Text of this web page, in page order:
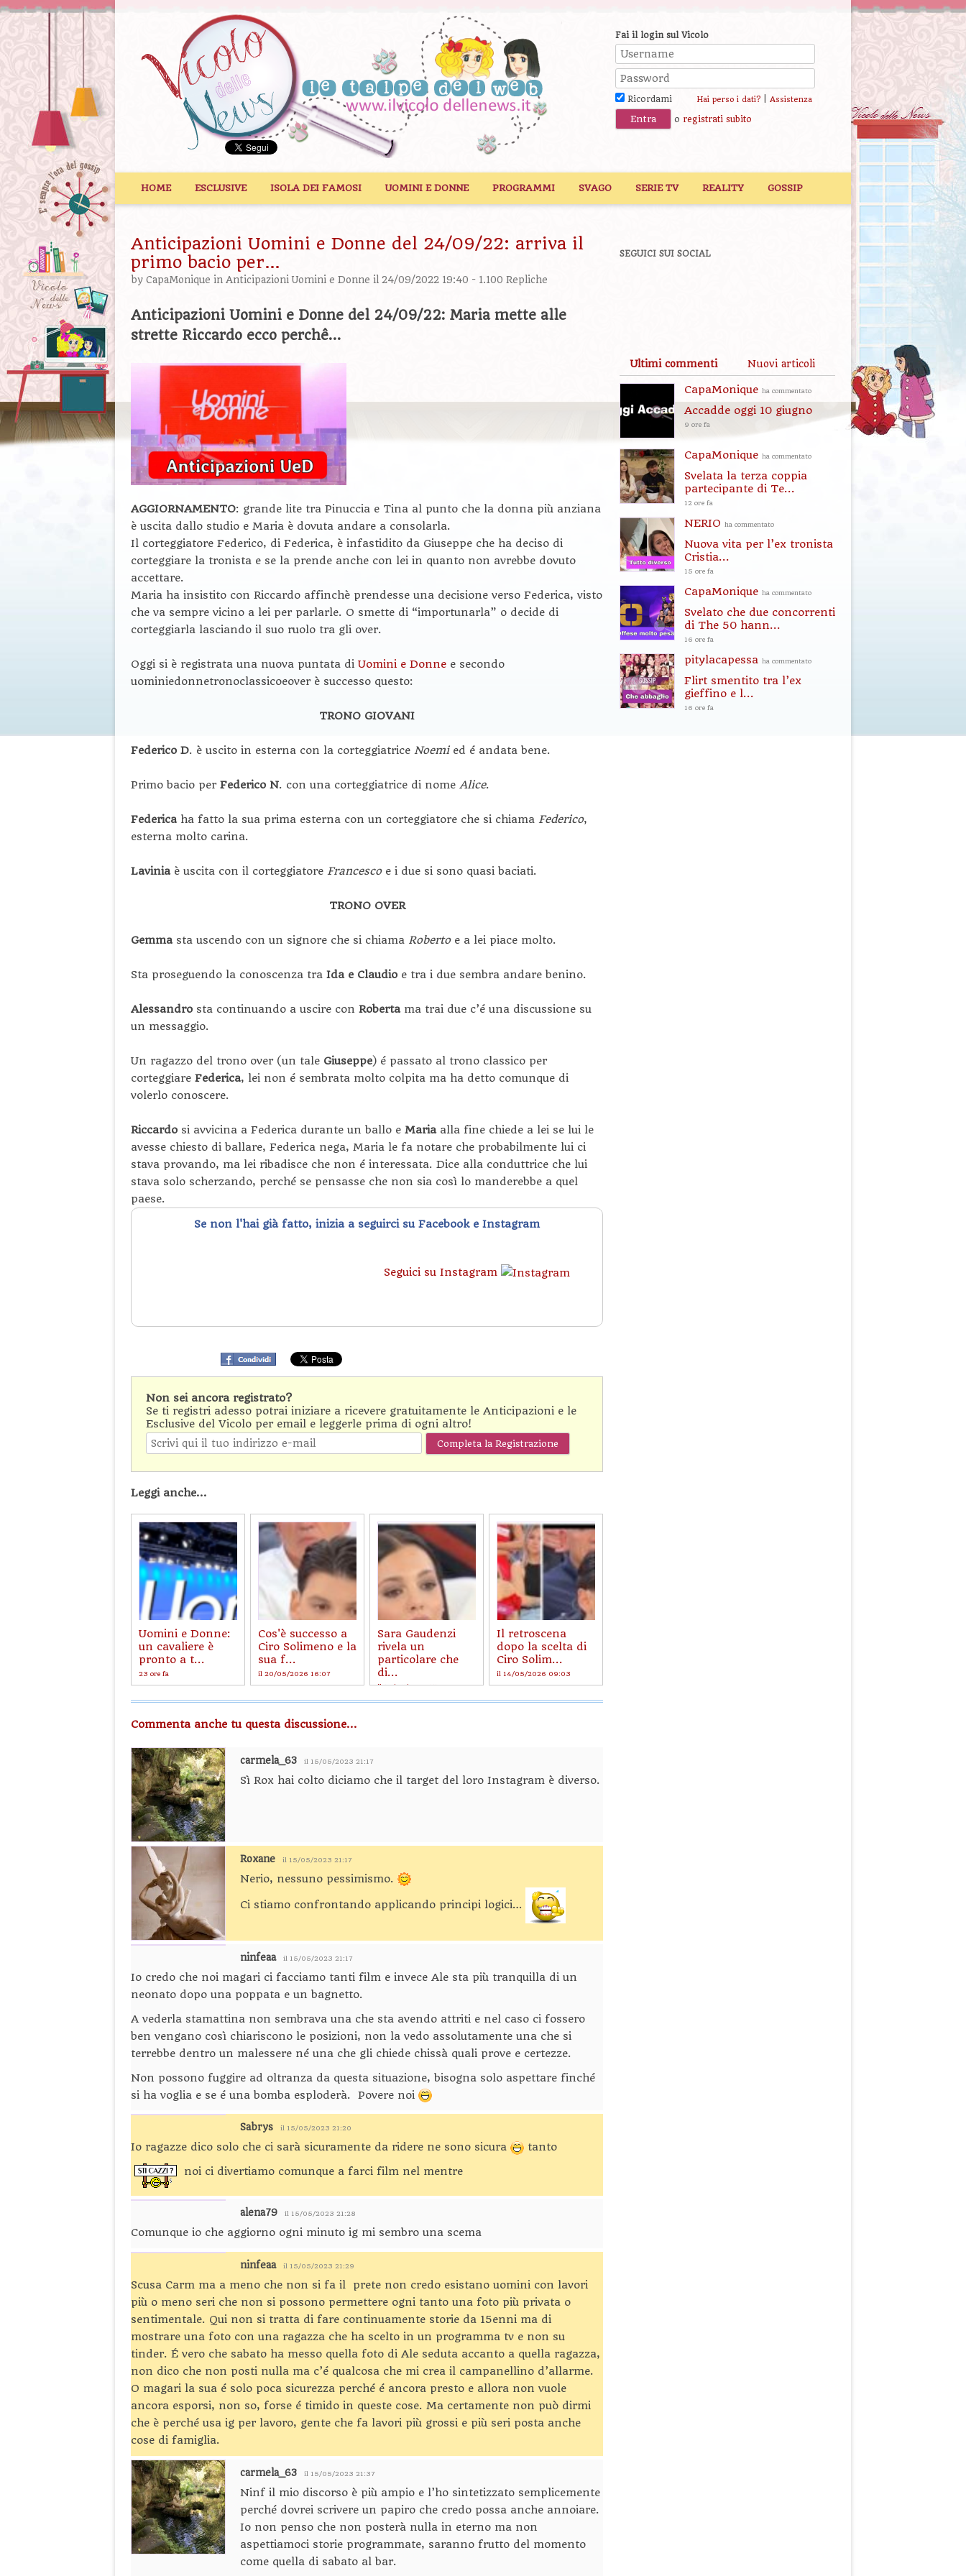
Fai il login sul Vicolo
Ricordami Hai perso i dati?| Assistenza
o registrati subito
HOME ESCLUSIVE ISOLA DEI FAMOSI UOMINI E DONNE PROGRAMMI SVAGO SERIE TV REALITY GOSSIP
Anticipazioni Uomini e Donne del 24/09/22: arriva il
primo bacio per…
by CapaMonique in Anticipazioni Uomini e Donne il 24/09/2022 19:40 - 1.100 Repliche
Anticipazioni Uomini e Donne del 24/09/22: Maria mette alle
strette Riccardo ecco perchê…
AGGIORNAMENTO: grande lite tra Pinuccia e Tina al punto che la donna più anziana
è uscita dallo studio e Maria è dovuta andare a consolarla.
Il corteggiatore Federico, di Federica, è infastidito da Giuseppe che ha deciso di
corteggiare la tronista e se la prende anche con lei in quanto non avrebbe dovuto
accettare.
Maria ha insistito con Riccardo affinchè prendesse una decisione verso Federica, visto
che va sempre vicino a lei per parlarle. O smette di “importunarla” o decide di
corteggiarla lasciando il suo ruolo tra gli over.
Oggi si è registrata una nuova puntata di Uomini e Donne e secondo
uominiedonnetronoclassicoeover è successo questo:
TRONO GIOVANI
Federico D. è uscito in esterna con la corteggiatrice Noemied é andata bene.
Primo bacio per Federico N. con una corteggiatrice di nome Alice.
Federicaha fatto la sua prima esterna con un corteggiatore che si chiama Federico,
esterna molto carina.
Laviniaè uscita con il corteggiatore Francescoe i due si sono quasi baciati.
TRONO OVER
Gemmasta uscendo con un signore che si chiama Robertoe a lei piace molto.
Sta proseguendo la conoscenza tra Ida e Claudio e tra i due sembra andare benino.
Alessandro sta continuando a uscire con Robertama trai due c’é una discussione su
un messaggio.
Un ragazzo del trono over (un tale Giuseppe) é passato al trono classico per
corteggiare Federica, lei non é sembrata molto colpita ma ha detto comunque di
volerlo conoscere.
Riccardo si avvicina a Federica durante un ballo e Mariaalla fine chiede a lei se lui le
avesse chiesto di ballare, Federica nega, Maria le fa notare che probabilmente lui ci
stava provando, ma lei ribadisce che non é interessata. Dice alla conduttrice che lui
stava solo scherzando, perché se pensasse che non sia così lo manderebbe a quel
paese.
Se non l'hai già fatto, inizia a seguirci su Facebook e Instagram
Seguici su Instagram
Non sei ancora registrato?
Se ti registri adesso potrai iniziare a ricevere gratuitamente le Anticipazioni e le
Esclusive del Vicolo per email e leggerle prima di ogni altro!
Leggi anche...
Uomini e Donne:
un cavaliere è
pronto a t...
23 ore fa
Cos'è successo a
Ciro Solimeno e la
sua f...
il 20/05/2026 16:07
Sara Gaudenzi
rivela un
particolare che
di...
il 14/05/2026 17:29
Il retroscena
dopo la scelta di
Ciro Solim...
il 14/05/2026 09:03
Commenta anche tu questa discussione...
carmela_63 il 15/05/2023 21:17
Sì Rox hai colto diciamo che il target del loro Instagram è diverso.
Roxane il 15/05/2023 21:17
Nerio, nessuno pessimismo.
Ci stiamo confrontando applicando principi logici…
ninfeaa il 15/05/2023 21:17
Io credo che noi magari ci facciamo tanti film e invece Ale sta più tranquilla di un
neonato dopo una poppata e un bagnetto.
A vederla stamattina non sembrava una che sta avendo attriti e nel caso ci fossero
ben vengano così chiariscono le posizioni, non la vedo assolutamente una che si
terrebbe dentro un malessere né una che gli chiede chissà quali prove e certezze.
Non possono fuggire ad oltranza da questa situazione, bisogna solo aspettare finché
si ha voglia e se é una bomba esploderà. Povere noi
Sabrys il 15/05/2023 21:20
Io ragazze dico solo che ci sarà sicuramente da ridere ne sono sicura
tanto
noi ci divertiamo comunque a farci film nel mentre
alena79 il 15/05/2023 21:28
Comunque io che aggiorno ogni minuto ig mi sembro una scema
ninfeaa il 15/05/2023 21:29
Scusa Carm ma a meno che non si fa il prete non credo esistano uomini con lavori
più o meno seri che non si possono permettere ogni tanto una foto più privata o
sentimentale. Qui non si tratta di fare continuamente storie da 15enni ma di
mostrare una foto con una ragazza che ha scelto in un programma tv e non su
tinder. É vero che sabato ha messo quella foto di Ale seduta accanto a quella ragazza,
non dico che non posti nulla ma c’é qualcosa che mi crea il campanellino d’allarme.
O magari la sua é solo poca sicurezza perché é ancora presto e allora non vuole
ancora esporsi, non so, forse é timido in queste cose. Ma certamente non può dirmi
che è perché usa ig per lavoro, gente che fa lavori più grossi e più seri posta anche
cose di famiglia.
carmela_63 il 15/05/2023 21:37
Ninf il mio discorso è più ampio e l’ho sintetizzato semplicemente
perché dovrei scrivere un papiro che credo possa anche annoiare.
Io non penso che non posterà nulla in eterno ma non
aspettiamoci storie programmate, saranno frutto del momento
come quella di sabato al bar.
SEGUICI SUI SOCIAL
Ultimi commenti Nuovi articoli
CapaMonique ha commentato
Accadde oggi 10 giugno
9 ore fa
CapaMonique ha commentato
Svelata la terza coppia
partecipante di Te...
12 ore fa
NERIO ha commentato
Nuova vita per l’ex tronista
Cristia...
15 ore fa
CapaMonique ha commentato
Svelato che due concorrenti
di The 50 hann...
16 ore fa
pitylacapessa ha commentato
Flirt smentito tra l’ex
gieffino e l...
16 ore fa